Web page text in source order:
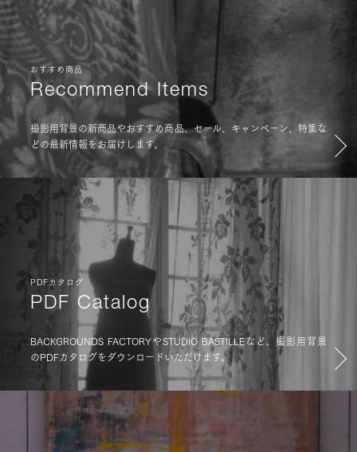
おすすめ商品
Recommend Items
撮影用背景の新商品やおすすめ商品、セール、キャンペーン、特集な
どの最新情報をお届けします。
PDFカタログ
PDF Catalog
BACKGROUNDS FACTORYやSTUDIO BASTILLEなど、撮影用背景
のPDFカタログをダウンロードいただけます。